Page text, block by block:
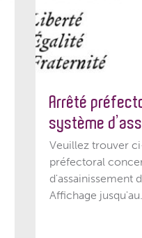
Arrêté
système
Veuillez trouver
préfectoral
d'assainissement
Affichage